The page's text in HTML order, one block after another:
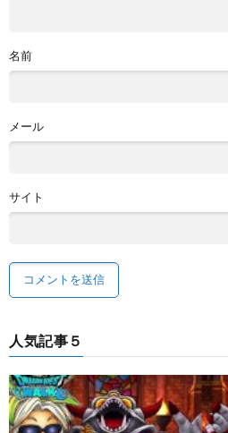
名前
メール
サイト
人気記事５